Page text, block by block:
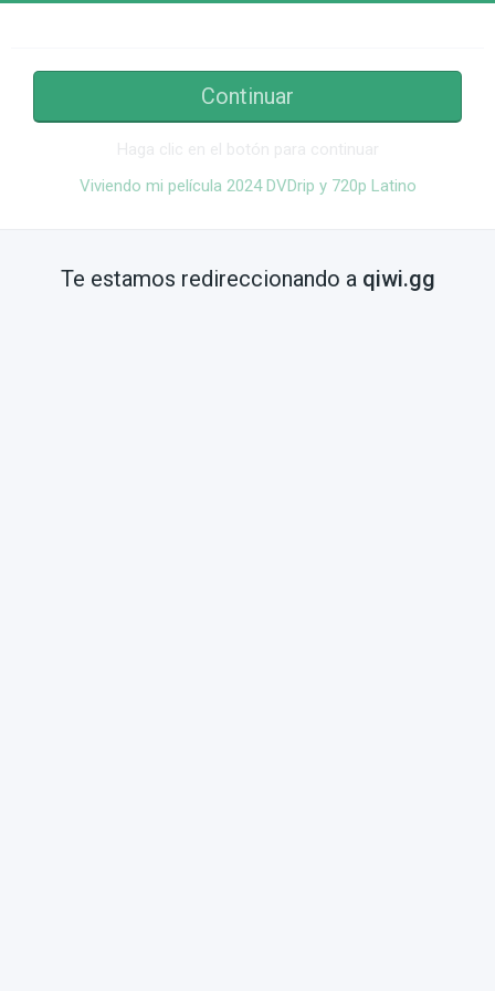
Continuar
Viviendo mi película 2024 DVDrip y 720p Latino
Te estamos redireccionando a qiwi.gg